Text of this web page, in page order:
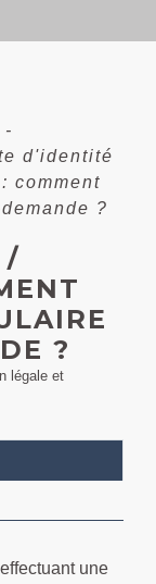
-
d'identité
comment
?
/
?
légale et
une